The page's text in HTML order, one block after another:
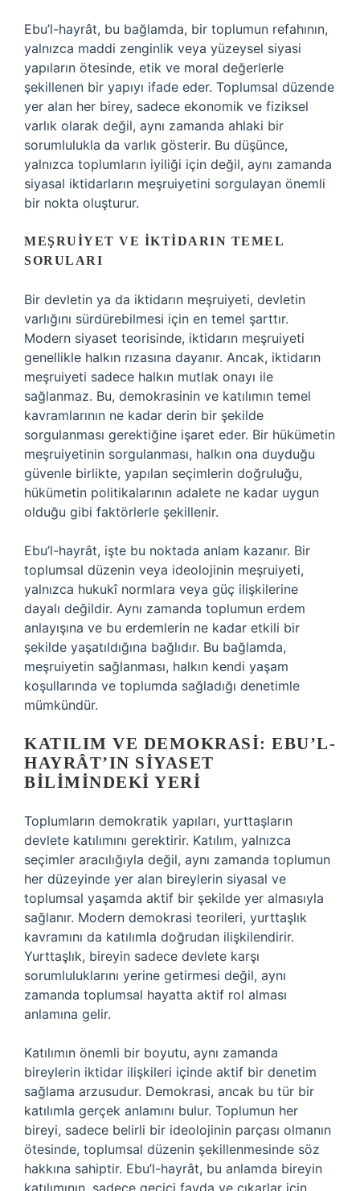
Ebu’l-hayrât, bu bağlamda, bir toplumun refahının,
yalnızca maddi zenginlik veya yüzeysel siyasi
yapıların ötesinde, etik ve moral değerlerle
şekillenen bir yapıyı ifade eder. Toplumsal düzende
yer alan her birey, sadece ekonomik ve fiziksel
varlık olarak değil, aynı zamanda ahlaki bir
sorumlulukla da varlık gösterir. Bu düşünce,
yalnızca toplumların iyiliği için değil, aynı zamanda
siyasal iktidarların meşruiyetini sorgulayan önemli
bir nokta oluşturur.
MEŞRUIYET VE İKTIDARIN TEMEL
SORULARI
Bir devletin ya da iktidarın meşruiyeti, devletin
varlığını sürdürebilmesi için en temel şarttır.
Modern siyaset teorisinde, iktidarın meşruiyeti
genellikle halkın rızasına dayanır. Ancak, iktidarın
meşruiyeti sadece halkın mutlak onayı ile
sağlanmaz. Bu, demokrasinin ve katılımın temel
kavramlarının ne kadar derin bir şekilde
sorgulanması gerektiğine işaret eder. Bir hükümetin
meşruiyetinin sorgulanması, halkın ona duyduğu
güvenle birlikte, yapılan seçimlerin doğruluğu,
hükümetin politikalarının adalete ne kadar uygun
olduğu gibi faktörlerle şekillenir.
Ebu’l-hayrât, işte bu noktada anlam kazanır. Bir
toplumsal düzenin veya ideolojinin meşruiyeti,
yalnızca hukukî normlara veya güç ilişkilerine
dayalı değildir. Aynı zamanda toplumun erdem
anlayışına ve bu erdemlerin ne kadar etkili bir
şekilde yaşatıldığına bağlıdır. Bu bağlamda,
meşruiyetin sağlanması, halkın kendi yaşam
koşullarında ve toplumda sağladığı denetimle
mümkündür.
KATILIM VE DEMOKRASI: EBU’L-
HAYRÂT’IN SIYASET
BILIMINDEKI YERI
Toplumların demokratik yapıları, yurttaşların
devlete katılımını gerektirir. Katılım, yalnızca
seçimler aracılığıyla değil, aynı zamanda toplumun
her düzeyinde yer alan bireylerin siyasal ve
toplumsal yaşamda aktif bir şekilde yer almasıyla
sağlanır. Modern demokrasi teorileri, yurttaşlık
kavramını da katılımla doğrudan ilişkilendirir.
Yurttaşlık, bireyin sadece devlete karşı
sorumluluklarını yerine getirmesi değil, aynı
zamanda toplumsal hayatta aktif rol alması
anlamına gelir.
Katılımın önemli bir boyutu, aynı zamanda
bireylerin iktidar ilişkileri içinde aktif bir denetim
sağlama arzusudur. Demokrasi, ancak bu tür bir
katılımla gerçek anlamını bulur. Toplumun her
bireyi, sadece belirli bir ideolojinin parçası olmanın
ötesinde, toplumsal düzenin şekillenmesinde söz
hakkına sahiptir. Ebu’l-hayrât, bu anlamda bireyin
katılımının, sadece geçici fayda ve çıkarlar için